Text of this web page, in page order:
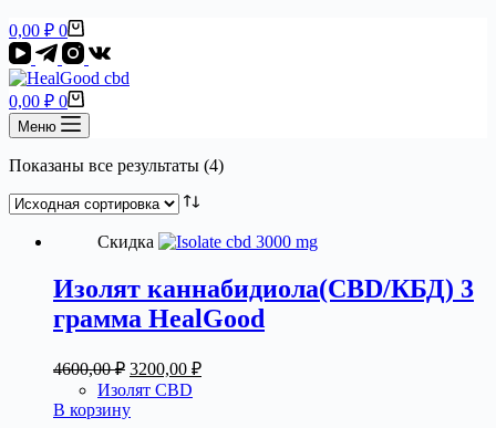
Корзина
0,00 ₽ 0
Корзина
0,00 ₽ 0
Меню
Показаны все результаты (4)
Скидка
Изолят каннабидиола(CBD/КБД) 3
грамма HealGood
4600,00₽ Первоначальная
цена
составляла
3200,00 ₽Текущая
Изолят CBD
В корзину